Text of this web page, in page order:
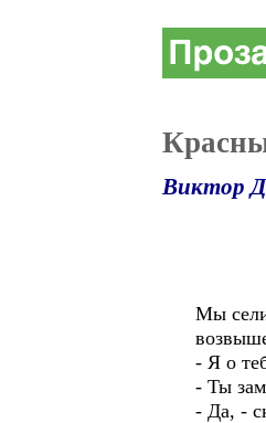
Виктор
Мы сели
- Я о
- Ты
- Да, -